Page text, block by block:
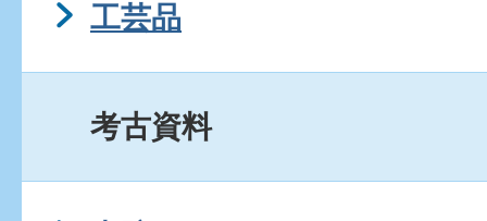
工芸品
考古資料